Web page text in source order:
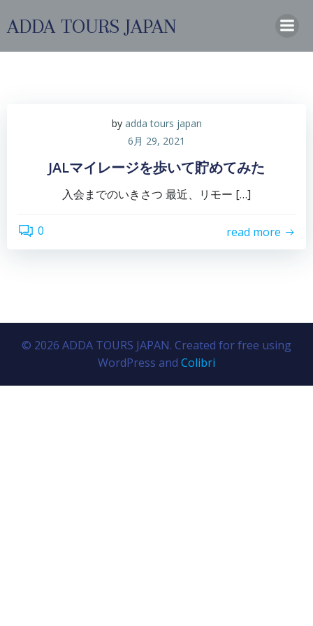
ン
キ
ッ
プ
ADDA TOURS JAPAN
by adda tours japan
6月 29, 2021
JALマイレージを歩いて貯めてみた
入会までのいきさつ 最近、リモー […]
0 read more
© 2026 ADDA TOURS JAPAN. Created for free using
WordPress and Colibri